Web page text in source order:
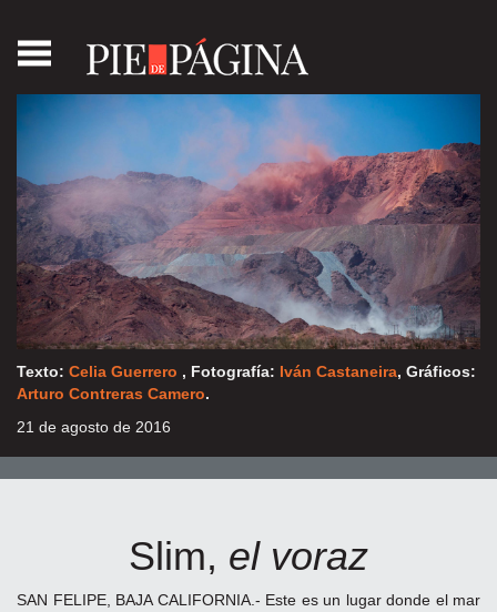
el
Voraz
Larrea,
el
sucio
Baillères,
el
heredero
Salinas,
el
titiritero
Texto: Celia Guerrero , Fotografía: Iván Castaneira, Gráficos:
Arturo Contreras Camero.
21 de agosto de 2016
Slim, el voraz
SAN FELIPE, BAJA CALIFORNIA.- Este es un lugar donde el mar